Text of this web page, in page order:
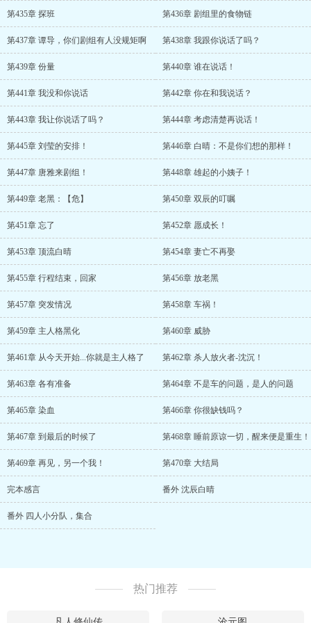
第435章 探班 第436章 剧组里的食物链
第437章 谭导，你们剧组有人没规矩啊 第438章 我跟你说话了吗？
第439章 份量 第440章 谁在说话！
第441章 我没和你说话 第442章 你在和我说话？
第443章 我让你说话了吗？ 第444章 考虑清楚再说话！
第445章 刘莹的安排！ 第446章 白晴：不是你们想的那样！
第447章 唐雅来剧组！ 第448章 雄起的小姨子！
第449章 老黑：【危】 第450章 双辰的叮嘱
第451章 忘了 第452章 愿成长！
第453章 顶流白晴 第454章 妻亡不再娶
第455章 行程结束，回家 第456章 放老黑
第457章 突发情况 第458章 车祸！
第459章 主人格黑化 第460章 威胁
第461章 从今天开始...你就是主人格了 第462章 杀人放火者-沈沉！
第463章 各有准备 第464章 不是车的问题，是人的问题
第465章 染血 第466章 你很缺钱吗？
第467章 到最后的时候了 第468章 睡前原谅一切，醒来便是重生！
第469章 再见，另一个我！ 第470章 大结局
完本感言 番外 沈辰白晴
番外 四人小分队，集合
热门推荐